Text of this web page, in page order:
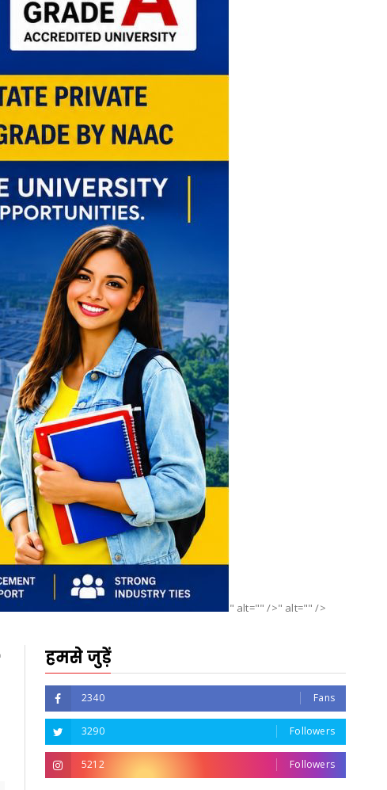
" alt="" />" alt="" />
हमसे जुड़ें
2340 Fans
3290 Followers
5212 Followers